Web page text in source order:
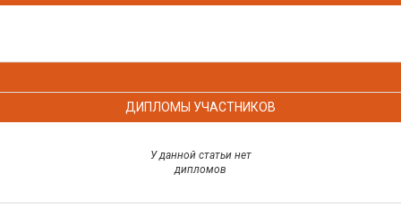
ДИПЛОМЫ УЧАСТНИКОВ
У данной статьи нет
дипломов